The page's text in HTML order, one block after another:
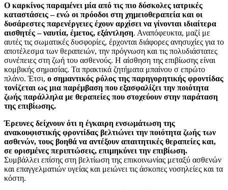
Ο καρκίνος παραμένει μία από τις πιο δύσκολες ιατρικές
καταστάσεις – ενώ οι πρόοδοι στη χημειοθεραπεία και οι
δυσάρεστες παρενέργειες έχουν αρχίσει να γίνονται ιδιαίτερα
αισθητές – ναυτία, έμετος, εξάντληση. Αναπόφευκτα, μαζί με
αυτές τις σωματικές δυσφορίες, έρχονται διάφορες ανησυχίες για το
αποτέλεσμα των θεραπειών, την πρόγνωση και τις πολυδιάστατες
συνέπειες στη ζωή του ασθενούς. Η αίσθηση της επιβίωσης είναι
κομβικής σημασίας. Τα πρακτικά ζητήματα μπαίνου σ επρώτο
πλάνο. Έτσι, ο σημαντικός ρόλος της παρηγορητικής φροντίδας
τονίζεται ως μια παρέμβαση που εξασφαλίζει την ποιότητα
ζωής παράλληλα με θεραπείες που στοχεύουν στην παράταση
της επιβίωσης.
Έρευνες δείχνουν ότι η έγκαιρη ενσωμάτωση της
ανακουφιστικής φροντίδας βελτιώνει την ποιότητα ζωής των
ασθενών, τους βοηθά να αντέξουν απαιτητικές θεραπείες και,
σε ορισμένες περιπτώσεις, επιμηκύνει την επιβίωση.
Συμβάλλει επίσης στη βελτίωση της επικοινωνίας μεταξύ ασθενών
και επαγγελματιών υγείας και μειώνει τις άσκοπες νοσηλείες και τα
κόστη.